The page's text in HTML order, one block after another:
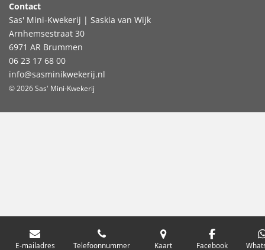
Contact
Sas' Mini-Kwekerij | Saskia van Wijk
Arnhemsestraat 30
6971 AR Brummen
06 23 17 68 00
info@sasminikwekerij.nl
© 2026 Sas' Mini-Kwekerij
E-mailadres Telefoonnummer Kaart Facebook